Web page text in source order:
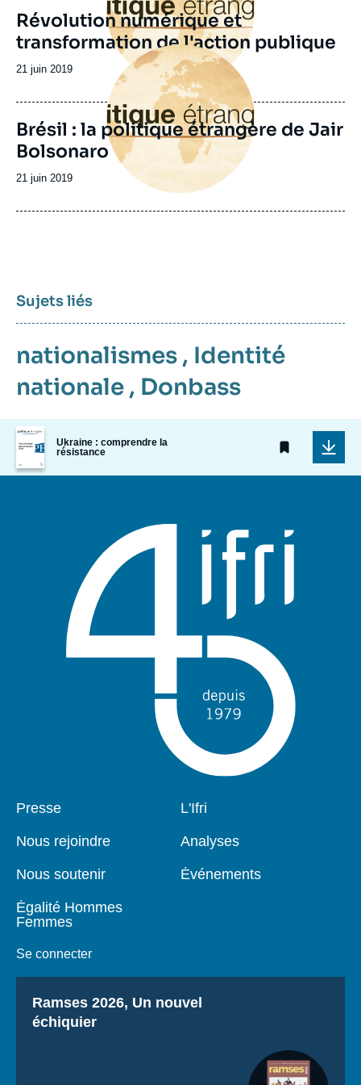
Révolution numérique et
transformation de l'action publique
Date
publication
21 juin 2019
Image
principale
Brésil : la politique étrangère de Jair
Bolsonaro
Date
publication
21 juin 2019
Sujets liés
nationalismes , Identité
nationale , Donbass
Image
de
couverture
de
Ukraine : comprendre la
résistance
Pied
Presse
Nous rejoindre
Nous soutenir
Égalité Hommes
Femmes
Se connecter
Navigation
L'Ifri
Analyses
Événements
Titre
Ramses 2026, Un nouvel
échiquier